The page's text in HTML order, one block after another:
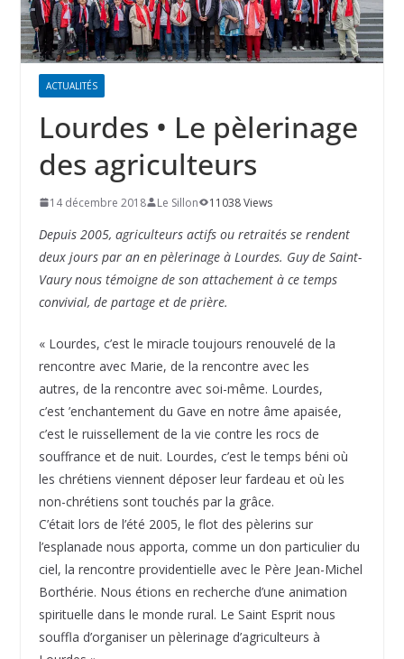
ACTUALITÉS
Lourdes • Le pèlerinage
des agriculteurs
14 décembre 2018 Le Sillon 11038 Views
Depuis 2005, agriculteurs actifs ou retraités se rendent
deux jours par an en pèlerinage à Lourdes. Guy de Saint-
Vaury nous témoigne de son attachement à ce temps
convivial, de partage et de prière.
« Lourdes, c’est le miracle toujours renouvelé de la
rencontre avec Marie, de la rencontre avec les
autres, de la rencontre avec soi-même. Lourdes,
c’est ’enchantement du Gave en notre âme apaisée,
c’est le ruissellement de la vie contre les rocs de
souffrance et de nuit. Lourdes, c’est le temps béni où
les chrétiens viennent déposer leur fardeau et où les
non-chrétiens sont touchés par la grâce.
C’était lors de l’été 2005, le flot des pèlerins sur
l’esplanade nous apporta, comme un don particulier du
ciel, la rencontre providentielle avec le Père Jean-Michel
Borthérie. Nous étions en recherche d’une animation
spirituelle dans le monde rural. Le Saint Esprit nous
souffla d’organiser un pèlerinage d’agriculteurs à